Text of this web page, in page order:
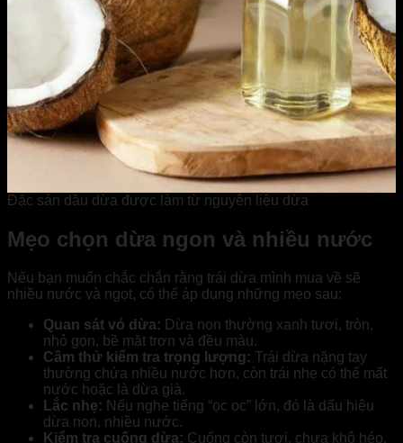
Đặc sản dầu dừa được làm từ nguyên liệu dừa
Mẹo chọn dừa ngon và nhiều nước
Nếu bạn muốn chắc chắn rằng trái dừa mình mua về sẽ
nhiều nước và ngọt, có thể áp dụng những mẹo sau:
Quan sát vỏ dừa: Dừa non thường xanh tươi, tròn,
nhỏ gọn, bề mặt trơn và đều màu.
Cầm thử kiểm tra trọng lượng: Trái dừa nặng tay
thường chứa nhiều nước hơn, còn trái nhẹ có thể mất
nước hoặc là dừa già.
Lắc nhẹ: Nếu nghe tiếng “ọc ọc” lớn, đó là dấu hiệu
dừa non, nhiều nước.
Kiểm tra cuống dừa: Cuống còn tươi, chưa khô héo,